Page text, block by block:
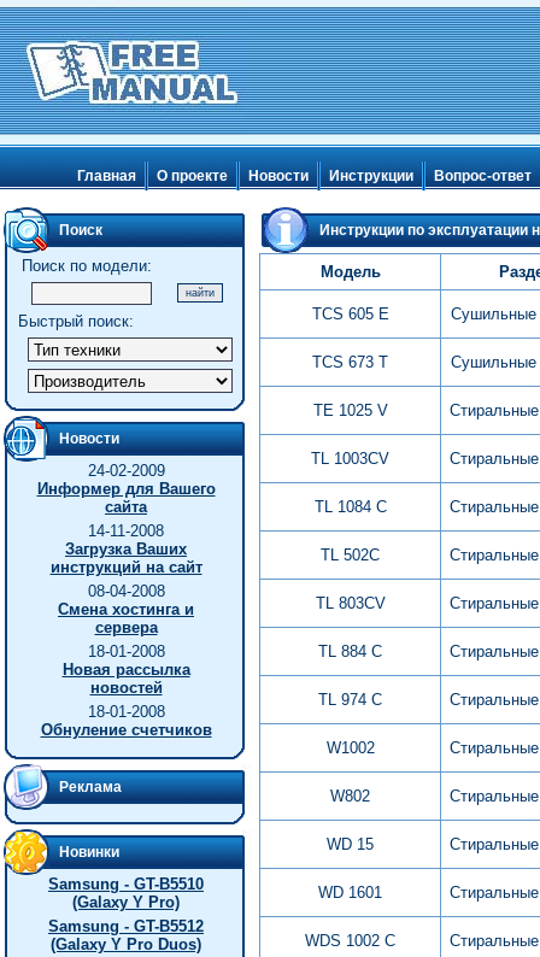
Главная О проекте Новости Инструкции Вопрос-ответ
Поиск
Поиск по модели:
Быстрый поиск:
Новости
24-02-2009
Информер для Вашего
сайта
14-11-2008
Загрузка Ваших
инструкций на сайт
08-04-2008
Смена хостинга и
сервера
18-01-2008
Новая рассылка
новостей
18-01-2008
Обнуление счетчиков
Реклама
Новинки
Samsung - GT-B5510
(Galaxy Y Pro)
Samsung - GT-B5512
(Galaxy Y Pro Duos)
Инструкции по эксплуатации
Модель
TCS 605 E
TCS 673 T
TE 1025 V
TL 1003CV
TL 1084 C
TL 502C
TL 803CV
TL 884 C
TL 974 C
W1002
W802
WD 15
WD 1601
WDS 1002 C